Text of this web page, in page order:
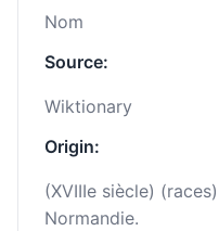
Nom
Source:
Wiktionary
Origin:
(XVIIIe siècle)
Normandie.